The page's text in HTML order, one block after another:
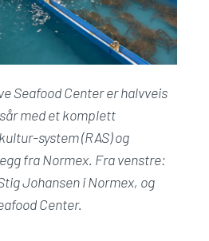
Seafood Center er halvveis
med et komplett
system (RAS) og
fra Normex. Fra venstre:
Johansen i Normex, og
Center.